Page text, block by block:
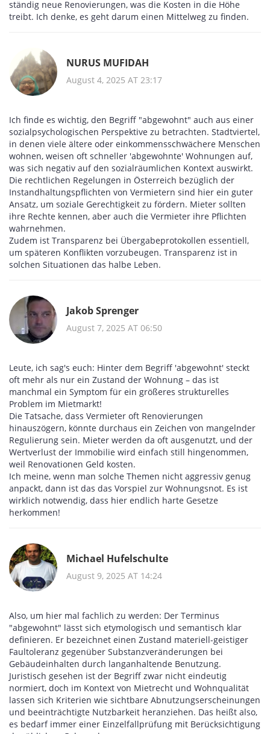
ständig neue Renovierungen, was die Kosten in die Höhe
treibt. Ich denke, es geht darum einen Mittelweg zu finden.
NURUS MUFIDAH
August 4, 2025 AT 23:17
Ich finde es wichtig, den Begriff "abgewohnt" auch aus einer
sozialpsychologischen Perspektive zu betrachten. Stadtviertel,
in denen viele ältere oder einkommensschwächere Menschen
wohnen, weisen oft schneller 'abgewohnte' Wohnungen auf,
was sich negativ auf den sozialräumlichen Kontext auswirkt.
Die rechtlichen Regelungen in Österreich bezüglich der
Instandhaltungspflichten von Vermietern sind hier ein guter
Ansatz, um soziale Gerechtigkeit zu fördern. Mieter sollten
ihre Rechte kennen, aber auch die Vermieter ihre Pflichten
wahrnehmen.
Zudem ist Transparenz bei Übergabeprotokollen essentiell,
um späteren Konflikten vorzubeugen. Transparenz ist in
solchen Situationen das halbe Leben.
Jakob Sprenger
August 7, 2025 AT 06:50
Leute, ich sag's euch: Hinter dem Begriff 'abgewohnt' steckt
oft mehr als nur ein Zustand der Wohnung – das ist
manchmal ein Symptom für ein größeres strukturelles
Problem im Mietmarkt!
Die Tatsache, dass Vermieter oft Renovierungen
hinauszögern, könnte durchaus ein Zeichen von mangelnder
Regulierung sein. Mieter werden da oft ausgenutzt, und der
Wertverlust der Immobilie wird einfach still hingenommen,
weil Renovationen Geld kosten.
Ich meine, wenn man solche Themen nicht aggressiv genug
anpackt, dann ist das das Vorspiel zur Wohnungsnot. Es ist
wirklich notwendig, dass hier endlich harte Gesetze
herkommen!
Michael Hufelschulte
August 9, 2025 AT 14:24
Also, um hier mal fachlich zu werden: Der Terminus
"abgewohnt" lässt sich etymologisch und semantisch klar
definieren. Er bezeichnet einen Zustand materiell-geistiger
Faultoleranz gegenüber Substanzveränderungen bei
Gebäudeinhalten durch langanhaltende Benutzung.
Juristisch gesehen ist der Begriff zwar nicht eindeutig
normiert, doch im Kontext von Mietrecht und Wohnqualität
lassen sich Kriterien wie sichtbare Abnutzungserscheinungen
und beeinträchtigte Nutzbarkeit heranziehen. Das heißt also,
es bedarf immer einer Einzelfallprüfung mit Berücksichtigung